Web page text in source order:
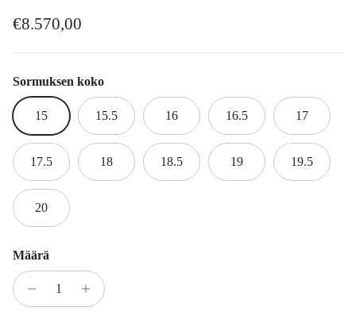
Normaalihinta
€8.570,00
Sormuksen koko
15 15.5 16 16.5 17
17.5 18 18.5 19 19.5
20
Määrä